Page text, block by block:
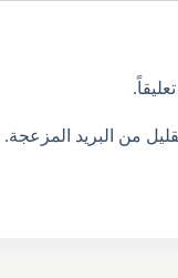
من البريد المزعجة.